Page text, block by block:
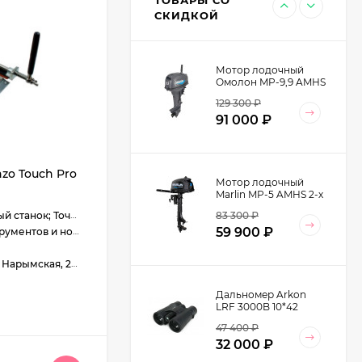
Touch Pro
Точилка
и ножей
ул. Подгорная, 37
СКИДКОЙ
Кожа натуральная
цвет Хаки
9 990
Мотор лодочный
Омолон MP-9,9 AMHS
129 300₽
91 000 ₽
Мотор лодочный
Marlin MP-5 AMHS 2-х
83 300₽
59 900 ₽
Дальномер Arkon
LRF 3000B 10*42
47 400₽
32 000 ₽